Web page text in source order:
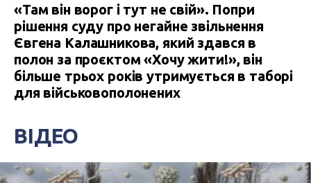
«Там він ворог і тут не свій». Попри
рішення суду про негайне звільнення
Євгена Калашникова, який здався в
полон за проєктом «Хочу жити!», він
більше трьох років утримується в таборі
для військовополонених
ВІДЕО